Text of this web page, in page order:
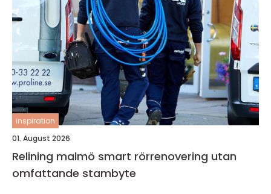
inspiration
01. August 2026
Relining malmö smart rörrenovering utan
omfattande stambyte